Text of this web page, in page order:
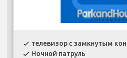
check телевизор с замкнутым
check Ночной патруль